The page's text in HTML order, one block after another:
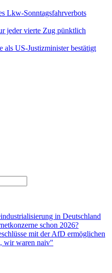
Lkw-Sonntagsfahrverbots
jeder vierte Zug pünktlich
US-Justizminister bestätigt
in Deutschland
schon 2026?
mit der AfD ermöglichen
wir waren naiv"